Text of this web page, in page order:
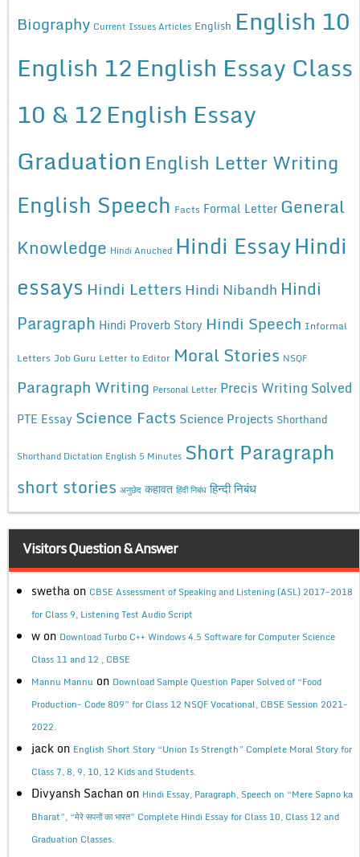
Biography Current Issues Articles English English 10
English 12English Essay Class
10 & 12English Essay
Graduation English Letter Writing
English Speech Facts Formal Letter General
Knowledge Hindi Anuched Hindi EssayHindi
essays Hindi Letters Hindi Nibandh Hindi
Paragraph Hindi Proverb Story Hindi Speech Informal
Letters Job Guru Letter to Editor Moral Stories NSQF
Paragraph Writing Personal Letter Precis Writing Solved
PTE Essay Science Facts Science Projects Shorthand
Shorthand Dictation English 5 Minutes Short Paragraph
short stories अनुछेद कहावत हिंदी निबंध हिन्दी निबंध
Visitors Question & Answer
swetha on CBSE Assessment of Speaking and Listening (ASL) 2017-2018
for Class 9, Listening Test Audio Script
w on Download Turbo C++ Windows 4.5 Software for Computer Science
Class 11 and 12 , CBSE
Mannu Mannu on Download Sample Question Paper Solved of “Food
Production- Code 809” for Class 12 NSQF Vocational, CBSE Session 2021-
2022.
jack on English Short Story “Union Is Strength” Complete Moral Story for
Class 7, 8, 9, 10, 12 Kids and Students.
Divyansh Sachan on Hindi Essay, Paragraph, Speech on “Mere Sapno ka
Bharat”, “मेरे सपनों का भारत” Complete Hindi Essay for Class 10, Class 12 and
Graduation Classes.